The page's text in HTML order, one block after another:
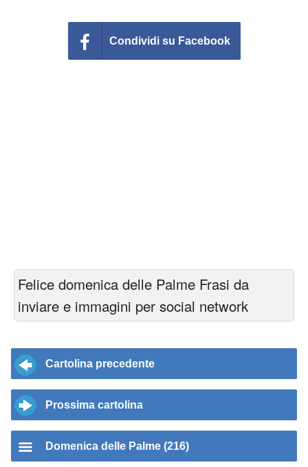
Condividi su Facebook
Felice domenica delle Palme Frasi da
inviare e immagini per social network
Cartolina precedente
Prossima cartolina
Domenica delle Palme (216)